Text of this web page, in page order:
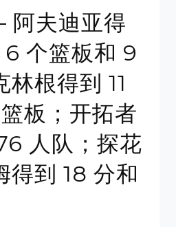
阿夫迪亚得
个篮板和 9
根得到 11
板；开拓者
人队；探花
得到 18 分和